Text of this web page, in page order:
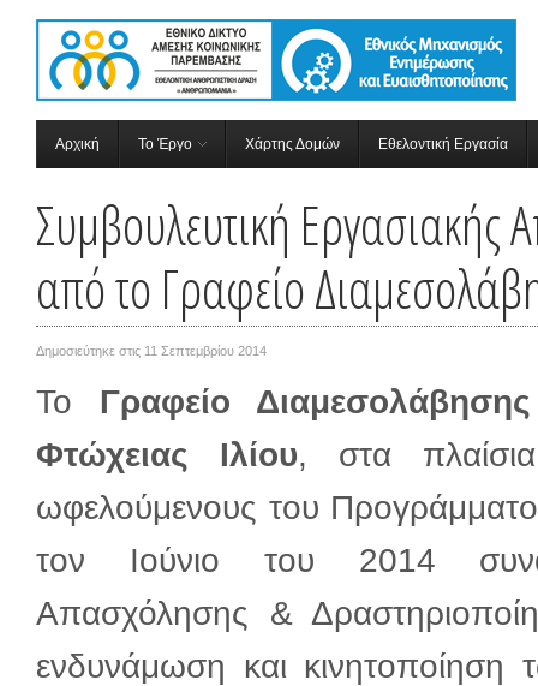
Αρχική Το Έργο Χάρτης Δομών Εθελοντική Εργασία
Συμβουλευτική
από το Γραφείο
Δημοσιεύτηκε στις 11 Σεπτεμβρίου 2014
Το Γραφείο
Φτώχειας Ιλίου, στα
ωφελούμενους του
τον Ιούνιο του 2014
Απασχόλησης &
ενδυνάμωση και